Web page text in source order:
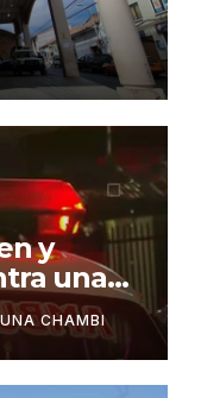
y
una
CHAMBI